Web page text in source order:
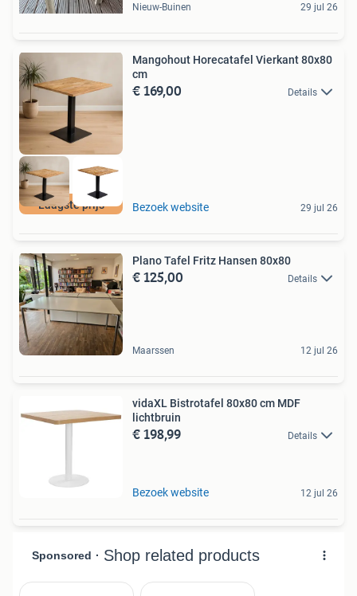
Nieuw-Buinen 29 jul 26
Laagste prijs
Mangohout Horecatafel Vierkant 80x80
cm
€ 169,00 Details
Bezoek website 29 jul 26
Plano Tafel Fritz Hansen 80x80
€ 125,00 Details
Maarssen 12 jul 26
vidaXL Bistrotafel 80x80 cm MDF
lichtbruin
€ 198,99 Details
Bezoek website 12 jul 26